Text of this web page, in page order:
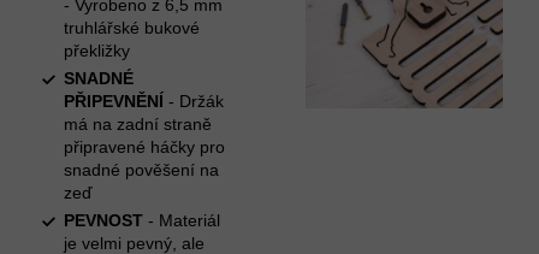
- Vyrobeno z 6,5 mm
truhlářské bukové
překližky
SNADNÉ
PŘIPEVNĚNÍ - Držák
má na zadní straně
připravené háčky pro
snadné pověšení na
zeď
PEVNOST - Materiál
je velmi pevný, ale